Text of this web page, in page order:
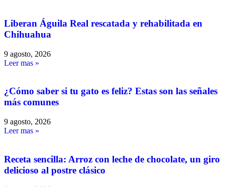
Liberan Águila Real rescatada y rehabilitada en
Chihuahua
9 agosto, 2026
Leer mas »
¿Cómo saber si tu gato es feliz? Estas son las señales
más comunes
9 agosto, 2026
Leer mas »
Receta sencilla: Arroz con leche de chocolate, un giro
delicioso al postre clásico